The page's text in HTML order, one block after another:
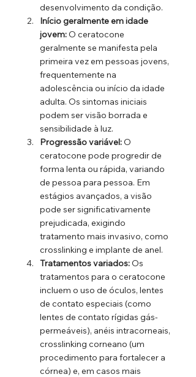
desenvolvimento da condição.
Início geralmente em idade
jovem: O ceratocone
geralmente se manifesta pela
primeira vez em pessoas jovens,
frequentemente na
adolescência ou início da idade
adulta. Os sintomas iniciais
podem ser visão borrada e
sensibilidade à luz.
Progressão variável: O
ceratocone pode progredir de
forma lenta ou rápida, variando
de pessoa para pessoa. Em
estágios avançados, a visão
pode ser significativamente
prejudicada, exigindo
tratamento mais invasivo, como
crosslinking e implante de anel.
Tratamentos variados: Os
tratamentos para o ceratocone
incluem o uso de óculos, lentes
de contato especiais (como
lentes de contato rígidas gás-
permeáveis), anéis intracorneais,
crosslinking corneano (um
procedimento para fortalecer a
córnea) e, em casos mais